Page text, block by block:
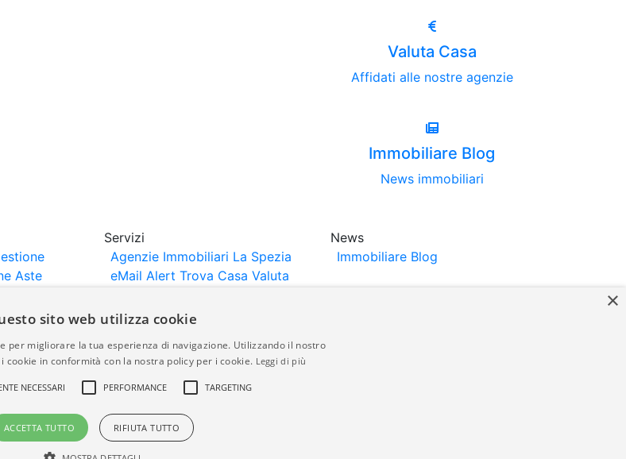
Valuta Casa
Affidati alle nostre agenzie
Immobiliare Blog
News immobiliari
Aste
Servizi
Agenzie Immobiliari La Spezia
eMail Alert Trova Casa Valuta
News
Immobiliare Blog
pubblicati da agenzie immobiliari e costruttori. La pubblicazione degli annunci
della completezza, della normativa in materia di privacy e/o di alcun altro
×
sito web utilizza cookie
per migliorare la tua esperienza di navigazione. Utilizzando il nostro
cookie in conformità con la nostra policy per i cookie. Leggi di più
NECESSARI PERFORMANCE TARGETING
ACCETTA TUTTO RIFIUTA TUTTO